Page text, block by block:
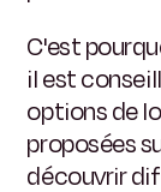
C'est
il est
options de
proposées
découvrir